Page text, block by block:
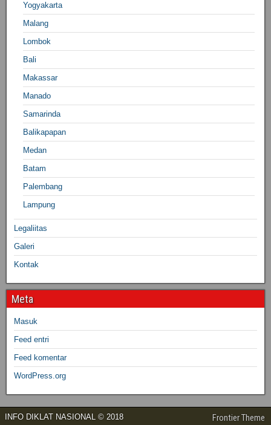
Yogyakarta
Malang
Lombok
Bali
Makassar
Manado
Samarinda
Balikapapan
Medan
Batam
Palembang
Lampung
Legaliitas
Galeri
Kontak
Meta
Masuk
Feed entri
Feed komentar
WordPress.org
INFO DIKLAT NASIONAL © 2018 Frontier Theme